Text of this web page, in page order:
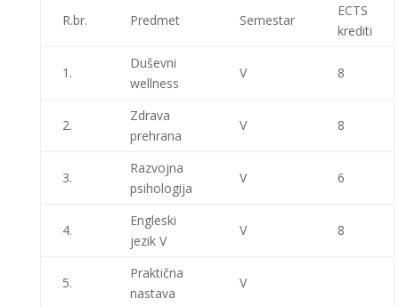
R.br. Predmet Semestar
ECTS
krediti
1.
Duševni
wellness
V 8
2.
Zdrava
prehrana
V 8
3.
Razvojna
psihologija
V 6
4.
Engleski
jezik V
V 8
5.
Praktična
nastava
V